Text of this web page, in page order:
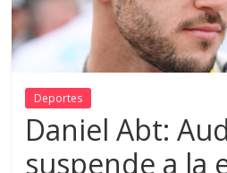
Deportes
Daniel Abt:
suspende a la